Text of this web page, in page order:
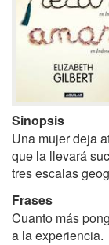
Sinopsis
Una mujer deja
que la llevará
tres escalas
Frases
Cuanto más
a la experiencia.